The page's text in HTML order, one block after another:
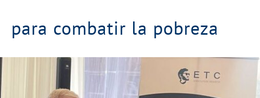
para combatir la pobreza